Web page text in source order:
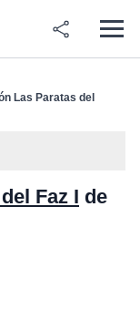
Las Paratas del
Faz I de